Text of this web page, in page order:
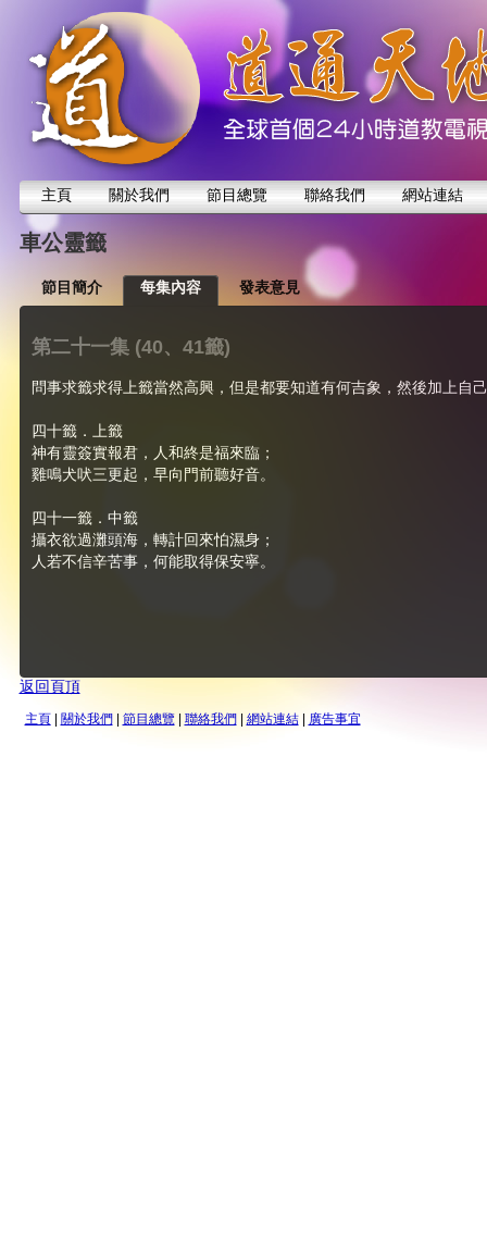
主頁 關於我們 節目總覽 聯絡我們 網站連結
車公靈籤
節目簡介 每集內容 發表意見
第二十一集 (40、41籤)
問事求籤求得上籤當然高興，但是都要知道有何吉象，然後加上自
四十籤．上籤
神有靈簽實報君，人和終是福來臨；
雞鳴犬吠三更起，早向門前聽好音。
四十一籤．中籤
攝衣欲過灘頭海，轉計回來怕濕身；
人若不信辛苦事，何能取得保安寧。
返回頁頂
主頁| 關於我們| 節目總覽| 聯絡我們| 網站連結| 廣告事宜